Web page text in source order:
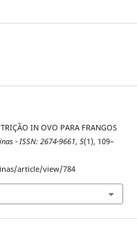
IN OVO PARA FRANGOS
- ISSN: 2674-9661, 5(1), 109–
article/view/784